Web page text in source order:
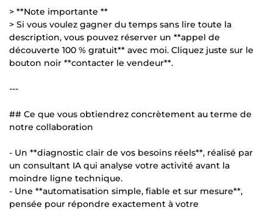
> **Note importante **
> Si vous voulez gagner du temps sans lire toute la
description, vous pouvez réserver un **appel de
découverte 100 % gratuit** avec moi. Cliquez juste sur le
bouton noir **contacter le vendeur**.
---
## Ce que vous obtiendrez concrètement au terme de
notre collaboration
- Un **diagnostic clair de vos besoins réels**, réalisé par
un consultant IA qui analyse votre activité avant la
moindre ligne technique.
- Une **automatisation simple, fiable et sur mesure**,
pensée pour répondre exactement à votre